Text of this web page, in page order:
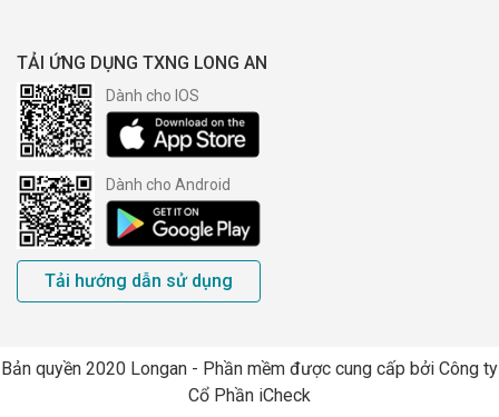
TẢI ỨNG DỤNG TXNG LONG AN
Dành cho IOS
Dành cho Android
Tải hướng dẫn sử dụng
Bản quyền 2020 Longan - Phần mềm được cung cấp bởi Công ty
Cổ Phần iCheck